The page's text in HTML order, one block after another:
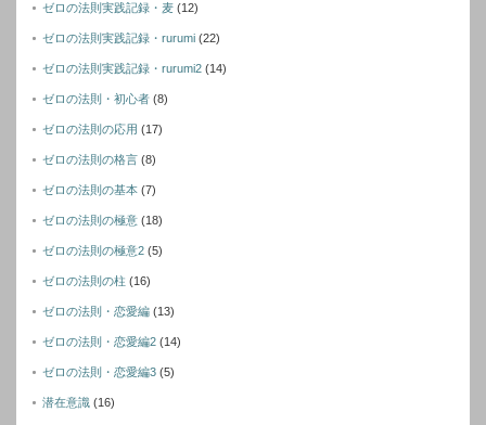
ゼロの法則実践記録・麦 (12)
ゼロの法則実践記録・rurumi (22)
ゼロの法則実践記録・rurumi2 (14)
ゼロの法則・初心者 (8)
ゼロの法則の応用 (17)
ゼロの法則の格言 (8)
ゼロの法則の基本 (7)
ゼロの法則の極意 (18)
ゼロの法則の極意2 (5)
ゼロの法則の柱 (16)
ゼロの法則・恋愛編 (13)
ゼロの法則・恋愛編2 (14)
ゼロの法則・恋愛編3 (5)
潜在意識 (16)